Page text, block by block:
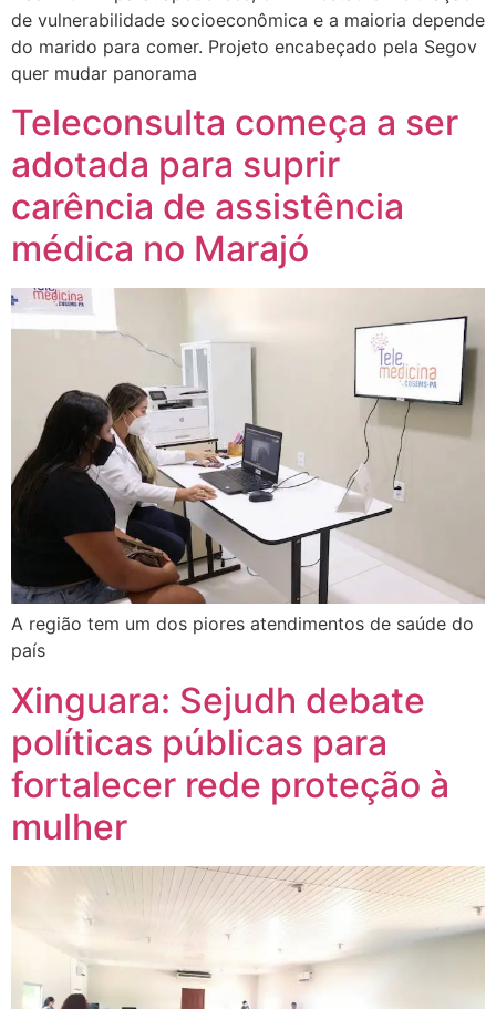
de vulnerabilidade socioeconômica e a maioria depende
do marido para comer. Projeto encabeçado pela Segov
quer mudar panorama
Teleconsulta começa a ser
adotada para suprir
carência de assistência
médica no Marajó
A região tem um dos piores atendimentos de saúde do
país
Xinguara: Sejudh debate
políticas públicas para
fortalecer rede proteção à
mulher